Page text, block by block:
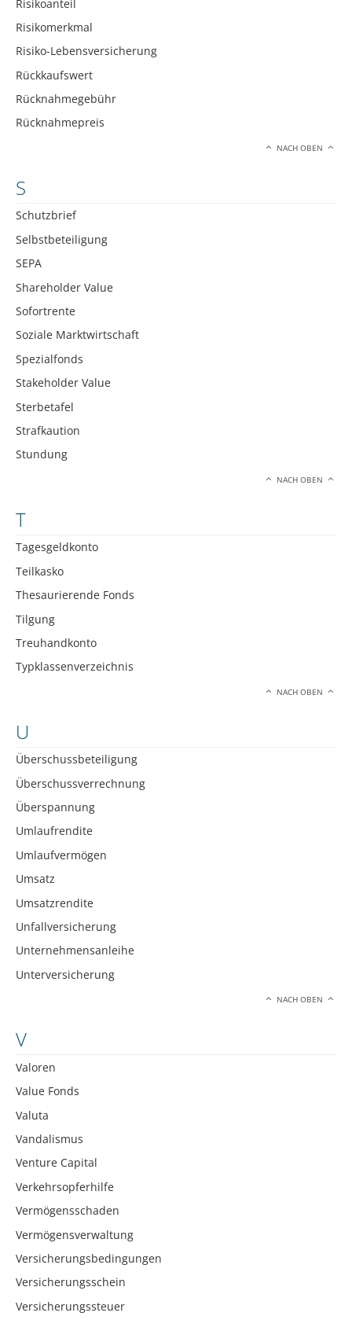
Risikoanteil
Risikomerkmal
Risiko-Lebensversicherung
Rückkaufswert
Rücknahmegebühr
Rücknahmepreis
NACH OBEN
S
Schutzbrief
Selbstbeteiligung
SEPA
Shareholder Value
Sofortrente
Soziale Marktwirtschaft
Spezialfonds
Stakeholder Value
Sterbetafel
Strafkaution
Stundung
NACH OBEN
T
Tagesgeldkonto
Teilkasko
Thesaurierende Fonds
Tilgung
Treuhandkonto
Typklassenverzeichnis
NACH OBEN
U
Überschussbeteiligung
Überschussverrechnung
Überspannung
Umlaufrendite
Umlaufvermögen
Umsatz
Umsatzrendite
Unfallversicherung
Unternehmensanleihe
Unterversicherung
NACH OBEN
V
Valoren
Value Fonds
Valuta
Vandalismus
Venture Capital
Verkehrsopferhilfe
Vermögensschaden
Vermögensverwaltung
Versicherungsbedingungen
Versicherungsschein
Versicherungssteuer